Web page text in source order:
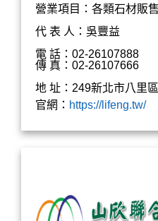
營業項目：各類石材販售
代 表 人：吳豐益
電 話：02-26107888
傳 真：02-26107666
地 址：249新北市八里
官網： https://lifeng.tw/